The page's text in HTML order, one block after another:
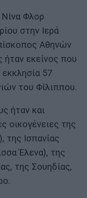
Φλορ
στην Ιερά
Αθηνών
ήταν εκείνος που
57
του Φίλιππου.
ήταν και
οικογένειες της
της Ισπανίας
Έλενα), της
της Σουηδίας,